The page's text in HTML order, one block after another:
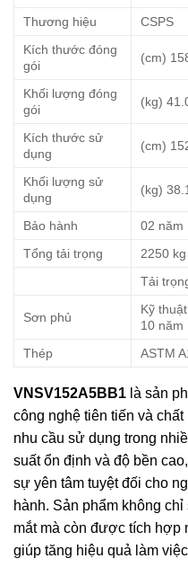
Thương hiệu
CSPS
Kích thước đóng
gói
(cm)
Khối lượng đóng
gói
(kg)
Kích thước sử
dụng
(cm)
Khối lượng sử
dụng
(kg) 38.1
Bảo hành
02 năm
Tổng tải trọng
2250 kg
Tải
Sơn phủ
Kỹ
10 năm
Thép
ASTM
VNSV152A5BB1 là sản
công nghệ tiên tiến và
nhu cầu sử dụng trong
suất ổn định và độ bền
sự yên tâm tuyệt đối cho
hành. Sản phẩm không
mắt mà còn được tích hợp
giúp tăng hiệu quả làm